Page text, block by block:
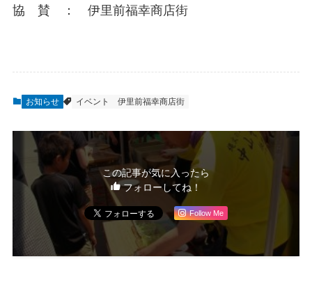
協 賛 ： 伊里前福幸商店街
お知らせ イベント 伊里前福幸商店街
この記事が気に入ったら
フォローしてね！
Follow Me